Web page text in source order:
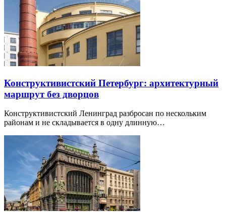
Конструктивистский Петербург: архитектурный
маршрут без дворцов
Конструктивистский Ленинград разбросан по нескольким
районам и не складывается в одну длинную…